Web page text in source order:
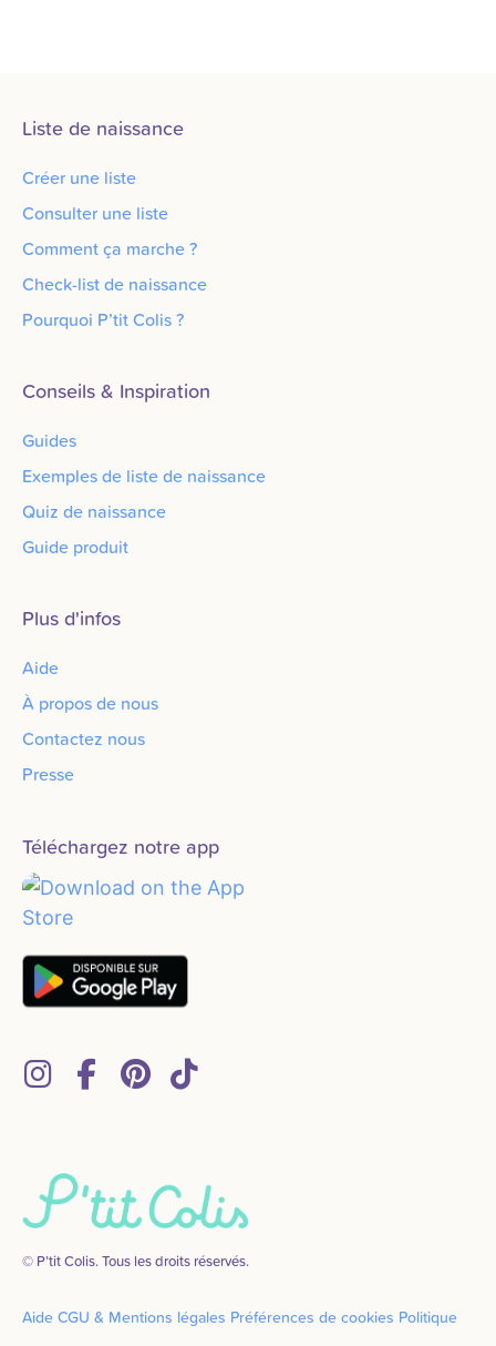
Liste de naissance
Créer une liste
Consulter une liste
Comment ça marche ?
Check-list de naissance
Pourquoi P’tit Colis ?
Conseils & Inspiration
Guides
Exemples de liste de naissance
Quiz de naissance
Guide produit
Plus d'infos
Aide
À propos de nous
Contactez nous
Presse
Téléchargez notre app
© P’tit Colis. Tous les droits réservés.
Aide CGU & Mentions légales Préférences de cookies Politique